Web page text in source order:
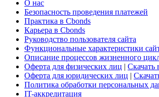
Поддержка
Для клиентов
О нас
Безопасность проведения платежей
Практика в Cbonds
Карьера в Cbonds
Руководство пользователя сайта
Функциональные характеристики
Описание процессов жизненного